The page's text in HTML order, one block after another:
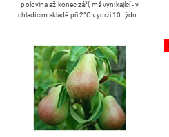
polovina až konec září, má vynikající - v
chladícím skladě při 2°C vydrží 10 týdnů,